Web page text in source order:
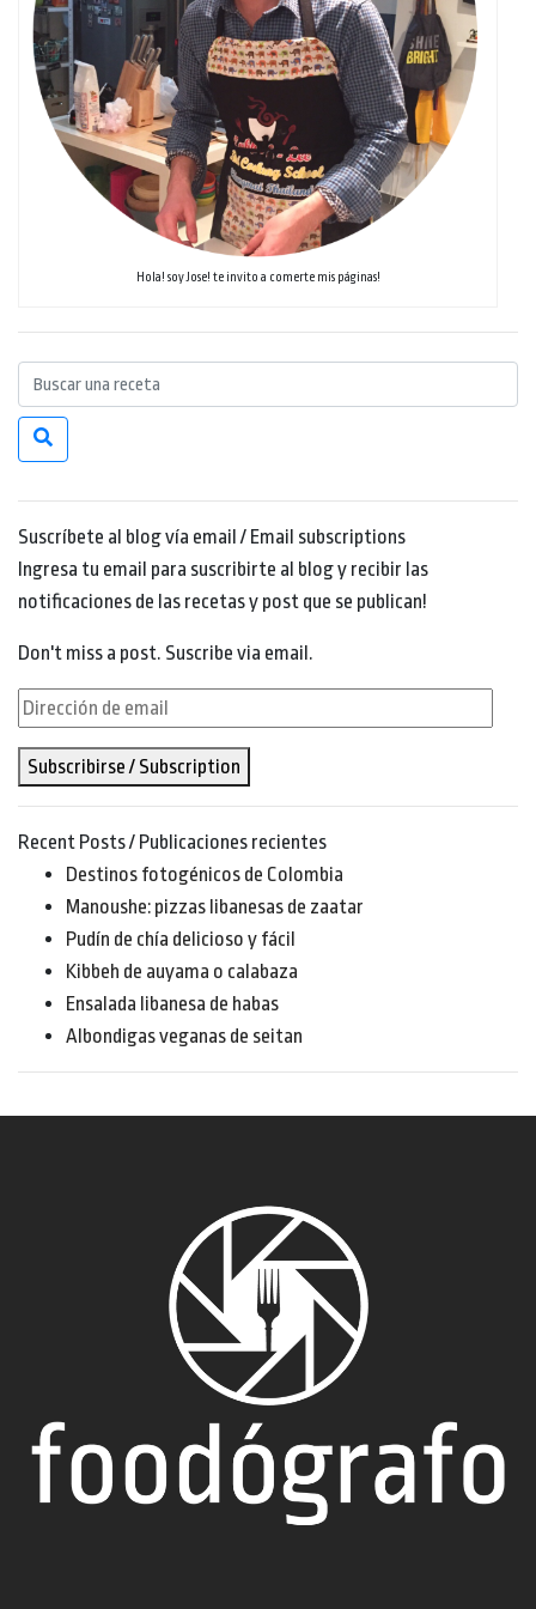
Hola! soy Jose! te invito a comerte mis páginas!
Suscríbete al blog vía email / Email subscriptions
Ingresa tu email para suscribirte al blog y recibir las
notificaciones de las recetas y post que se publican!
Don't miss a post. Suscribe via email.
Dirección
email
Subscribirse / Subscription
Recent Posts / Publicaciones recientes
Destinos fotogénicos de Colombia
Manoushe: pizzas libanesas de zaatar
Pudín de chía delicioso y fácil
Kibbeh de auyama o calabaza
Ensalada libanesa de habas
Albondigas veganas de seitan